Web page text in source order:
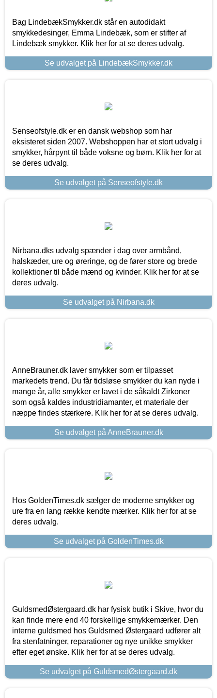
Bag LindebækSmykker.dk står en autodidakt
smykkedesinger, Emma Lindebæk, som er stifter af
Lindebæk smykker. Klik her for at se deres udvalg.
Se udvalget på LindebækSmykker.dk
Senseofstyle.dk er en dansk webshop som har
eksisteret siden 2007. Webshoppen har et stort udvalg i
smykker, hårpynt til både voksne og børn. Klik her for at
se deres udvalg.
Se udvalget på Senseofstyle.dk
Nirbana.dks udvalg spænder i dag over armbånd,
halskæder, ure og øreringe, og de fører store og brede
kollektioner til både mænd og kvinder. Klik her for at se
deres udvalg.
Se udvalget på Nirbana.dk
AnneBrauner.dk laver smykker som er tilpasset
markedets trend. Du får tidsløse smykker du kan nyde i
mange år, alle smykker er lavet i de såkaldt Zirkoner
som også kaldes industridiamanter, et materiale der
næppe findes stærkere. Klik her for at se deres udvalg.
Se udvalget på AnneBrauner.dk
Hos GoldenTimes.dk sælger de moderne smykker og
ure fra en lang række kendte mærker. Klik her for at se
deres udvalg.
Se udvalget på GoldenTimes.dk
GuldsmedØstergaard.dk har fysisk butik i Skive, hvor du
kan finde mere end 40 forskellige smykkemærker. Den
interne guldsmed hos Guldsmed Østergaard udfører alt
fra stenfatninger, reparationer og nye unikke smykker
efter eget ønske. Klik her for at se deres udvalg.
Se udvalget på GuldsmedØstergaard.dk